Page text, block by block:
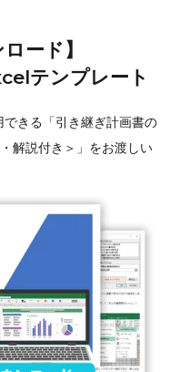
ード】
テンプレート
きる「引き継ぎ計画書の
解説付き＞」をお渡しい